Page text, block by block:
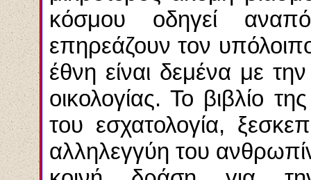
κόσμου οδηγεί
επηρεάζουν τον
έθνη είναι δεμένα με
οικολογίας. Το βιβλίο
του εσχατολογία,
αλληλεγγύη του